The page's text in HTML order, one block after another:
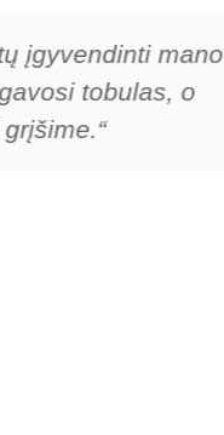
įgyvendinti mano
tobulas, o